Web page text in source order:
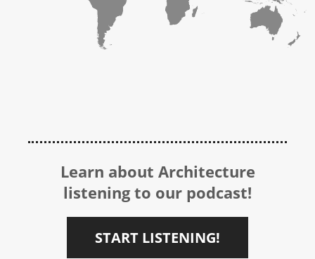
Learn about Architecture
listening to our podcast!
START LISTENING!